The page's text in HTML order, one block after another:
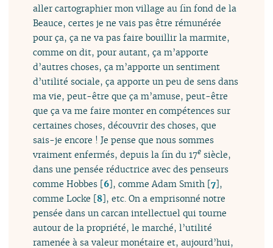
aller cartographier mon village au fin fond de la
Beauce, certes je ne vais pas être rémunérée
pour ça, ça ne va pas faire bouillir la marmite,
comme on dit, pour autant, ça m’apporte
d’autres choses, ça m’apporte un sentiment
d’utilité sociale, ça apporte un peu de sens dans
ma vie, peut-être que ça m’amuse, peut-être
que ça va me faire monter en compétences sur
certaines choses, découvrir des choses, que
sais-je encore ! Je pense que nous sommes
vraiment enfermés, depuis la fin du 17e siècle,
dans une pensée réductrice avec des penseurs
comme Hobbes [6], comme Adam Smith [7],
comme Locke [8], etc. On a emprisonné notre
pensée dans un carcan intellectuel qui tourne
autour de la propriété, le marché, l’utilité
ramenée à sa valeur monétaire et, aujourd’hui,